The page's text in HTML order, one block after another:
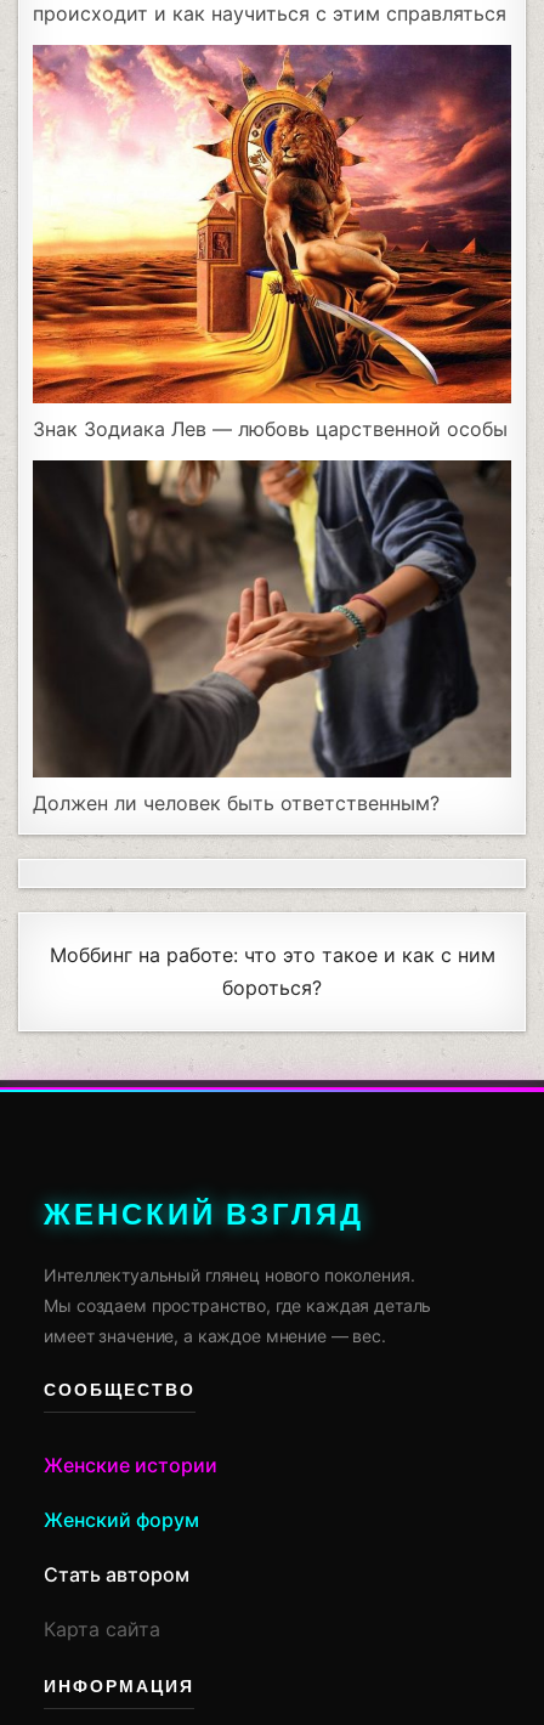
происходит и как научиться с этим справляться
Знак Зодиака Лев — любовь царственной особы
Должен ли человек быть ответственным?
Моббинг на работе: что это такое и как с ним
бороться?
ЖЕНСКИЙ ВЗГЛЯД
Интеллектуальный глянец нового поколения.
Мы создаем пространство, где каждая деталь
имеет значение, а каждое мнение — вес.
СООБЩЕСТВО
Женские истории
Женский форум
Стать автором
Карта сайта
ИНФОРМАЦИЯ